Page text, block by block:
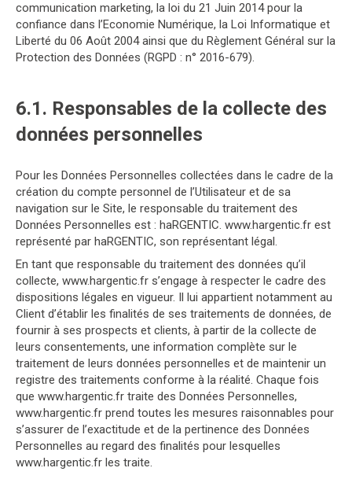
communication marketing, la loi du 21 Juin 2014 pour la
confiance dans l’Economie Numérique, la Loi Informatique et
Liberté du 06 Août 2004 ainsi que du Règlement Général sur la
Protection des Données (RGPD : n° 2016-679).
6.1. Responsables de la collecte des
données personnelles
Pour les Données Personnelles collectées dans le cadre de la
création du compte personnel de l’Utilisateur et de sa
navigation sur le Site, le responsable du traitement des
Données Personnelles est : haRGENTIC. www.hargentic.fr est
représenté par haRGENTIC, son représentant légal.
En tant que responsable du traitement des données qu’il
collecte, www.hargentic.fr s’engage à respecter le cadre des
dispositions légales en vigueur. Il lui appartient notamment au
Client d’établir les finalités de ses traitements de données, de
fournir à ses prospects et clients, à partir de la collecte de
leurs consentements, une information complète sur le
traitement de leurs données personnelles et de maintenir un
registre des traitements conforme à la réalité. Chaque fois
que www.hargentic.fr traite des Données Personnelles,
www.hargentic.fr prend toutes les mesures raisonnables pour
s’assurer de l’exactitude et de la pertinence des Données
Personnelles au regard des finalités pour lesquelles
www.hargentic.fr les traite.